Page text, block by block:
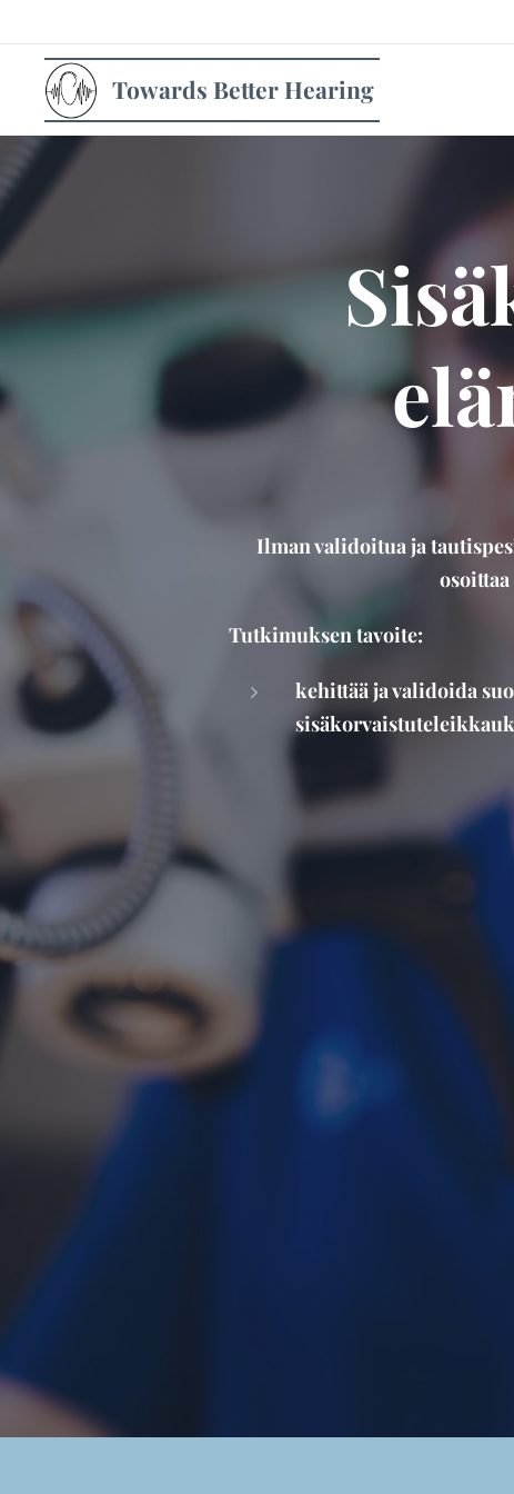
Towards Better Hearing
Ilman validoitua ja
Tutkimuksen tavoite:
kehittää ja validoida